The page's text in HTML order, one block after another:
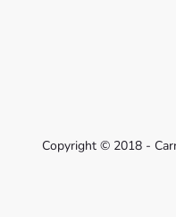
Copyright © 2018 -